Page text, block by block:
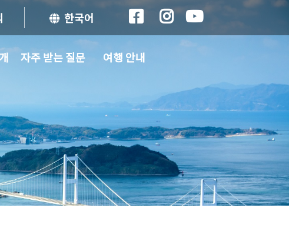
한국어
자주 받는 질문 여행 안내